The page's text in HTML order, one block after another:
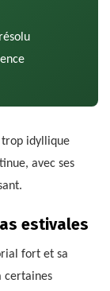
trop idyllique
avec ses
estivales
fort et sa
certaines